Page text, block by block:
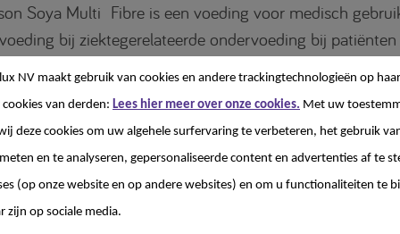
Soya Multi Fibre is een voeding voor medisch
bij ziektegerelateerde ondervoeding bij
een operatie, medicijnen of een behandeling is het
dat u niet kunt, mag of wilt eten. Terwijl goede
belangrijk is. Sondevoeding kan dan een goede
wordt gebruikt als aanvulling op of volledige
NV maakt gebruik van cookies en andere trackingtechnologieën op
van derden: Lees hier meer over onze cookies. Met uw
deze cookies om uw algehele surfervaring te verbeteren, het gebruik
en te analyseren, gepersonaliseerde content en advertenties af te
(op onze website en op andere websites) en om u functionaliteiten te
zijn op sociale media.